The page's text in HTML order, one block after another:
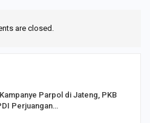
are closed.
Parpol di Jateng, PKB
Perjuangan…